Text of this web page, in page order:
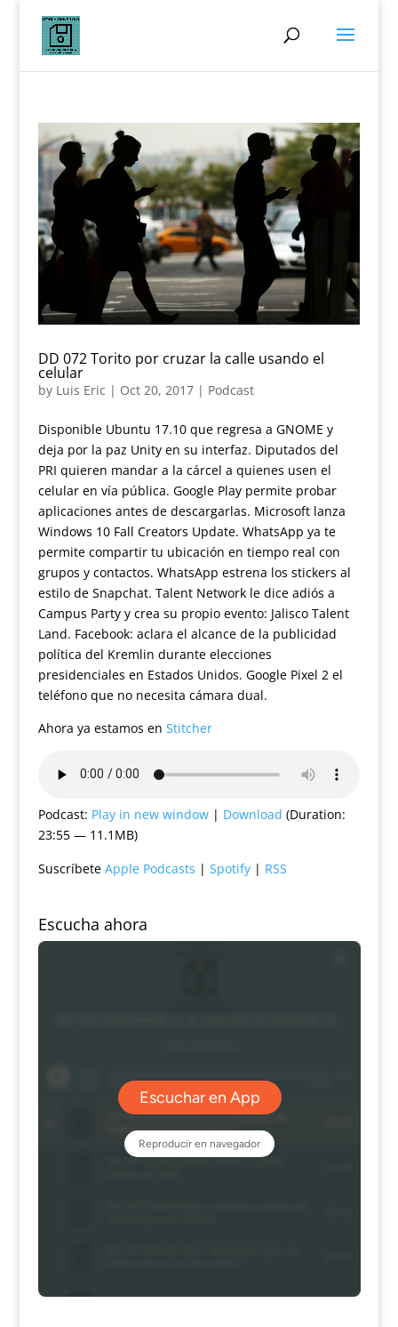
DD 072 Torito por cruzar la calle usando el
celular
by Luis Eric | Oct 20, 2017| Podcast
Disponible Ubuntu 17.10 que regresa a GNOME y
deja por la paz Unity en su interfaz. Diputados del
PRI quieren mandar a la cárcel a quienes usen el
celular en vía pública. Google Play permite probar
aplicaciones antes de descargarlas. Microsoft lanza
Windows 10 Fall Creators Update. WhatsApp ya te
permite compartir tu ubicación en tiempo real con
grupos y contactos. WhatsApp estrena los stickers al
estilo de Snapchat. Talent Network le dice adiós a
Campus Party y crea su propio evento: Jalisco Talent
Land. Facebook: aclara el alcance de la publicidad
política del Kremlin durante elecciones
presidenciales en Estados Unidos. Google Pixel 2 el
teléfono que no necesita cámara dual.
Ahora ya estamos en Stitcher
Podcast: Play in new window| Download (Duration:
23:55 — 11.1MB)
Suscríbete Apple Podcasts | Spotify| RSS
Escucha ahora